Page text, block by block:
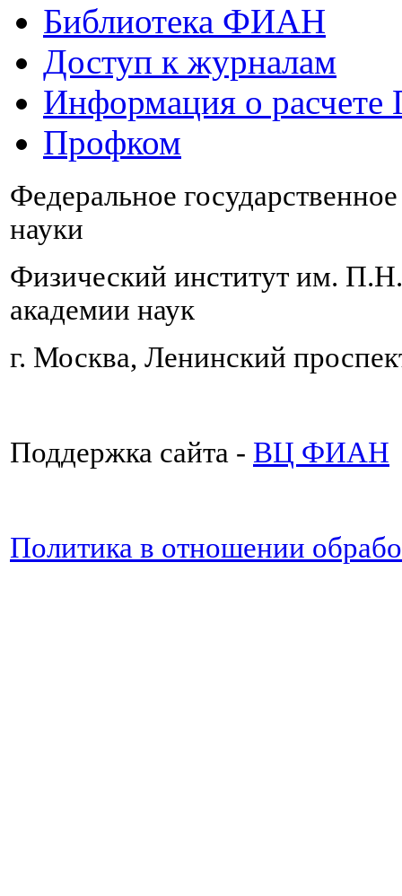
Библиотека ФИАН
Доступ к журналам
Информация о
Профком
Федеральное
науки
Физический институт им.
академии наук
г. Москва, Ленинский
Поддержка сайта - ВЦ ФИАН
Политика в отношении